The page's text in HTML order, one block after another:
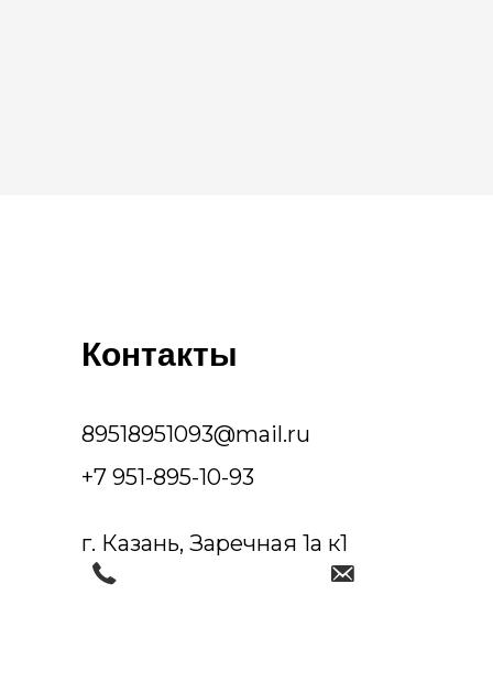
Контакты
+7 951-895-10-93
89518951093@mail.ru
г. Казань, Заречная 1а к1